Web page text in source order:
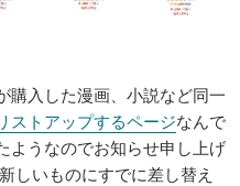
購入した漫画、小説など同一
ストアップするページなんで
ようなのでお知らせ申し上げ
しいものにすでに差し替え